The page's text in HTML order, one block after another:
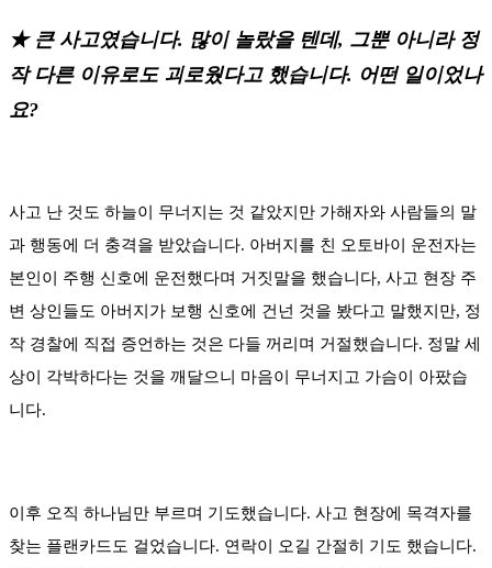
★ 큰 사고였습니다. 많이 놀랐을 텐데, 그뿐 아니라 정
작 다른 이유로도 괴로웠다고 했습니다. 어떤 일이었나
요?
사고 난 것도 하늘이 무너지는 것 같았지만 가해자와 사람들의 말
과 행동에 더 충격을 받았습니다. 아버지를 친 오토바이 운전자는
본인이 주행 신호에 운전했다며 거짓말을 했습니다, 사고 현장 주
변 상인들도 아버지가 보행 신호에 건넌 것을 봤다고 말했지만, 정
작 경찰에 직접 증언하는 것은 다들 꺼리며 거절했습니다. 정말 세
상이 각박하다는 것을 깨달으니 마음이 무너지고 가슴이 아팠습
니다.
이후 오직 하나님만 부르며 기도했습니다. 사고 현장에 목격자를
찾는 플랜카드도 걸었습니다. 연락이 오길 간절히 기도 했습니다.